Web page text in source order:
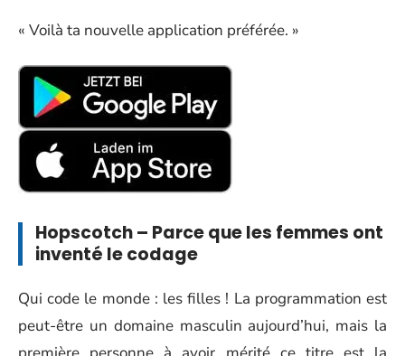
« Voilà ta nouvelle application préférée. »
Hopscotch – Parce que les femmes ont
inventé le codage
Qui code le monde : les filles ! La programmation est
peut-être un domaine masculin aujourd’hui, mais la